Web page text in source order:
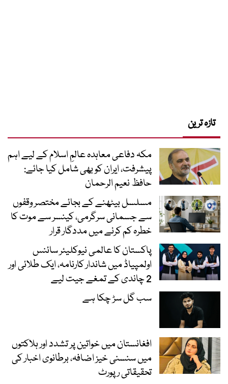
تازہ ترین
مکہ دفاعی معاہدہ عالمِ اسلام کے لیے اہم
پیشرفت، ایران کو بھی شامل کیا جائے:
حافظ نعیم الرحمان
مسلسل بیٹھنے کے بجائے مختصر وقفوں
سے جسمانی سرگرمی، کینسر سے موت کا
خطرہ کم کرنے میں مددگار قرار
پاکستان کا عالمی نیوکلیئر سائنس
اولمپیاڈ میں شاندار کارنامہ، ایک طلائی اور
2 چاندی کے تمغے جیت لیے
سب گل سڑ چکا ہے
افغانستان میں خواتین پر تشدد اور ہلاکتوں
میں سنسنی خیز اضافہ، برطانوی اخبار کی
تحقیقاتی رپورٹ